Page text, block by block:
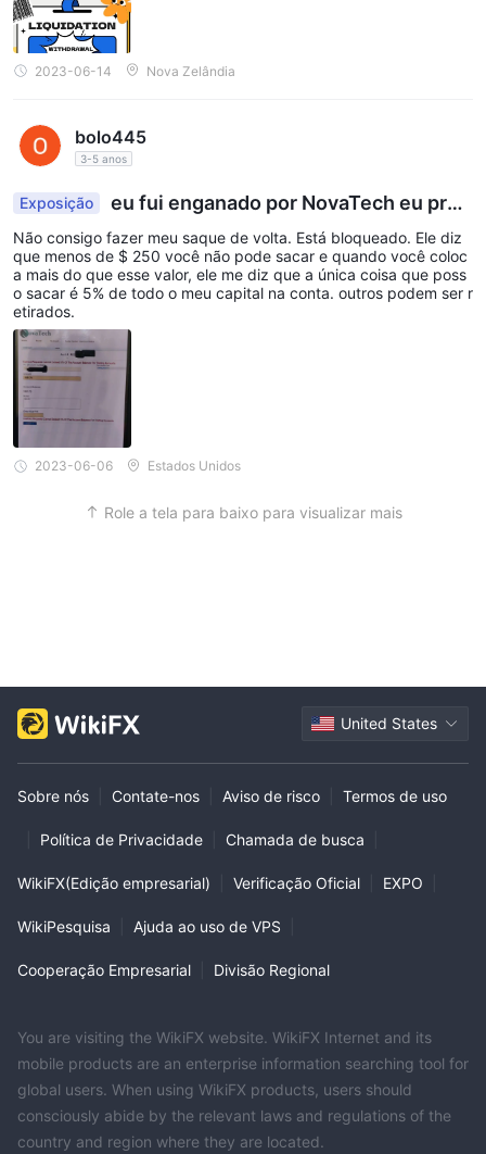
2023-06-14 Nova Zelândia
bolo445
3-5 anos
Exposição
eu fui enganado por NovaTech eu prec
iso pegar meu dinheiro de volta.
Não consigo fazer meu saque de volta. Está bloqueado. Ele diz
que menos de $ 250 você não pode sacar e quando você coloc
a mais do que esse valor, ele me diz que a única coisa que poss
o sacar é 5% de todo o meu capital na conta. outros podem ser r
etirados.
2023-06-06 Estados Unidos
Role a tela para baixo para visualizar mais
United States
Sobre nós Contate-nos Aviso de risco Termos de uso
Política de Privacidade Chamada de busca
WikiFX(Edição empresarial) Verificação Oficial EXPO
WikiPesquisa Ajuda ao uso de VPS
Cooperação Empresarial Divisão Regional
You are visiting the WikiFX website. WikiFX Internet and its
mobile products are an enterprise information searching tool for
global users. When using WikiFX products, users should
consciously abide by the relevant laws and regulations of the
country and region where they are located.